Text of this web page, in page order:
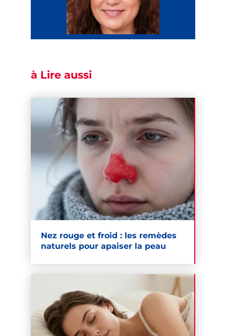
à Lire aussi
Nez rouge et froid : les remèdes
naturels pour apaiser la peau